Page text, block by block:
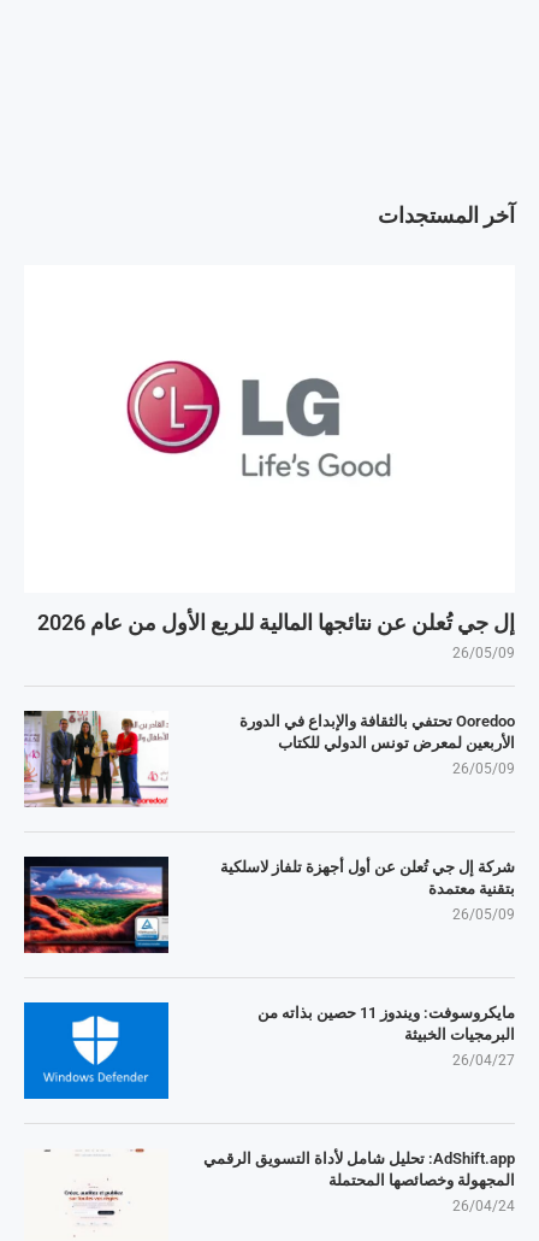
آخر المستجدات
إل جي تُعلن عن نتائجها المالية للربع الأول من عام 2026
26/05/09
Ooredoo تحتفي بالثقافة والإبداع في الدورة
الأربعين لمعرض تونس الدولي للكتاب
26/05/09
شركة إل جي تُعلن عن أول أجهزة تلفاز لاسلكية
بتقنية معتمدة
26/05/09
مايكروسوفت: ويندوز 11 حصين بذاته من
البرمجيات الخبيثة
26/04/27
AdShift.app: تحليل شامل لأداة التسويق الرقمي
المجهولة وخصائصها المحتملة
26/04/24